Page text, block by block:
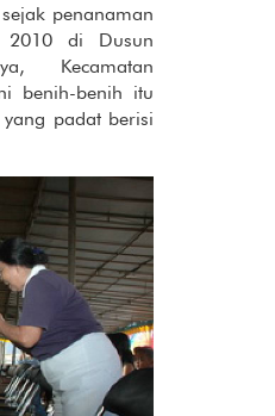
penanaman
di Dusun
Kecamatan
benih-benih itu
padat berisi